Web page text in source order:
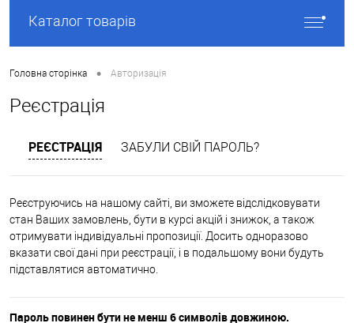
Каталог товарів
Головна сторінка • Авторизація
Реєстрація
РЕЄСТРАЦІЯ ЗАБУЛИ СВІЙ ПАРОЛЬ?
Реєструючись на нашому сайті, ви зможете відслідковувати
стан Ваших замовлень, бути в курсі акцій і знижок, а також
отримувати індивідуальні пропозиції. Досить одноразово
вказати свої дані при реєстрації, і в подальшому вони будуть
підставлятися автоматично.
Пароль повинен бути не менш 6 символів довжиною.